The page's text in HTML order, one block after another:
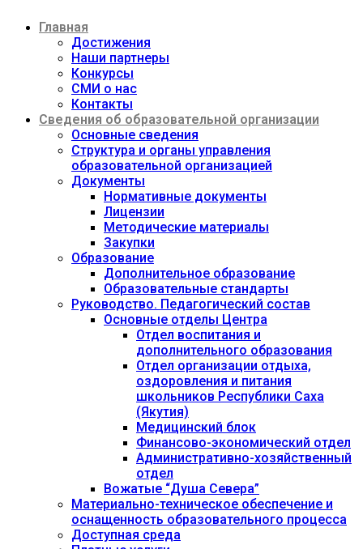
содержимому
Главная
Достижения
Наши партнеры
Конкурсы
СМИ о нас
Контакты
Сведения об образовательной организации
Основные сведения
Структура и органы управления
образовательной организацией
Документы
Нормативные документы
Лицензии
Методические материалы
Закупки
Образование
Дополнительное образование
Образовательные стандарты
Руководство. Педагогический состав
Основные отделы Центра
Отдел воспитания и
дополнительного образования
Отдел организации отдыха,
оздоровления и питания
школьников Республики Саха
(Якутия)
Медицинский блок
Финансово-экономический отдел
Административно-хозяйственный
отдел
Вожатые “Душа Севера”
Материально-техническое обеспечение и
оснащенность образовательного процесса
Доступная среда